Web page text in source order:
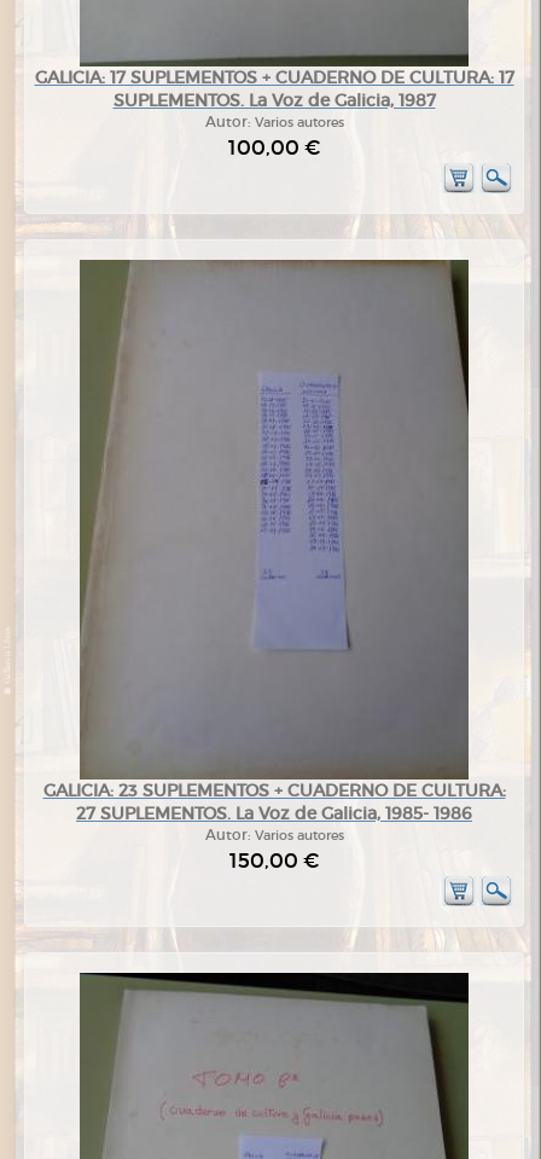
GALICIA: 17 SUPLEMENTOS + CUADERNO DE CULTURA: 17
SUPLEMENTOS. La Voz de Galicia, 1987
Autor: Varios autores
100,00 €
GALICIA: 23 SUPLEMENTOS + CUADERNO DE CULTURA:
27 SUPLEMENTOS. La Voz de Galicia, 1985- 1986
Autor: Varios autores
150,00 €